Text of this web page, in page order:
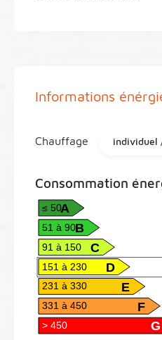
Informations
Chauffage individuel
Consommation
A
≤ 50
B
51 à 90
C
91 à 150
D
151 à 230
E
231 à 330
F
331 à 450
G
> 450